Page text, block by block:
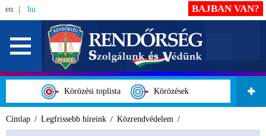
en hu
Körözési toplista Körözések
BAJBAN VAN?
Címlap Legfrissebb híreink Közrendvédelem